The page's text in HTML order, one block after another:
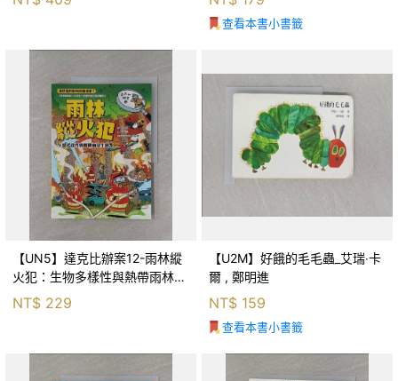
個穴位白話詳解，經之所過，病
查看本書小書籤
【UN5】達克比辦案12-雨林縱
火犯：生物多樣性與熱帶雨林生
態系_柯智元
NT$ 229
【U2M】好餓的毛毛蟲_艾瑞‧卡
爾 , 鄭明進
NT$ 159
查看本書小書籤